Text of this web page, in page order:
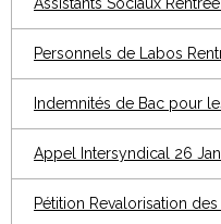
Personnels de Labos
Indemnités de Bac pour
Appel Intersyndical 26
Pétition Revalorisation des